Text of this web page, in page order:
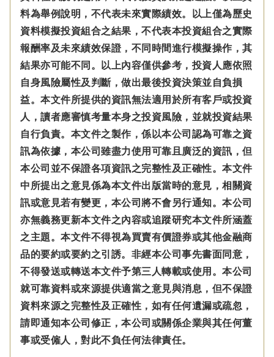
料為舉例說明，不代表未來實際績效。以上僅為歷史
資料模擬投資組合之結果，不代表本投資組合之實際
報酬率及未來績效保證，不同時間進行模擬操作，其
結果亦可能不同。以上內容僅供參考，投資人應依照
自身風險屬性及判斷，做出最後投資決策並自負損
益。本文件所提供的資訊無法適用於所有客戶或投資
人，讀者應審慎考量本身之投資風險，並就投資結果
自行負責。本文件之製作，係以本公司認為可靠之資
訊為依據，本公司雖盡力使用可靠且廣泛的資訊，但
本公司並不保證各項資訊之完整性及正確性。本文件
中所提出之意見係為本文件出版當時的意見，相關資
訊或意見若有變更，本公司將不會另行通知。本公司
亦無義務更新本文件之內容或追蹤研究本文件所涵蓋
之主題。本文件不得視為買賣有價證券或其他金融商
品的要約或要約之引誘。非經本公司事先書面同意，
不得發送或轉送本文件予第三人轉載或使用。本公司
就可靠資料或來源提供適當之意見與消息，但不保證
資料來源之完整性及正確性，如有任何遺漏或疏忽，
請即通知本公司修正，本公司或關係企業與其任何董
事或受僱人，對此不負任何法律責任。